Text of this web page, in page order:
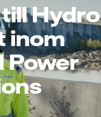
Hydro
inom
Power